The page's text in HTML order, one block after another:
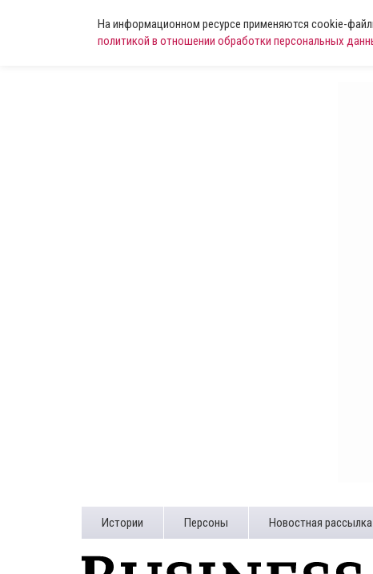
На информационном ресурсе применяются cookie-
политикой в отношении обработки персональных
Истории Персоны Новостная рассылка